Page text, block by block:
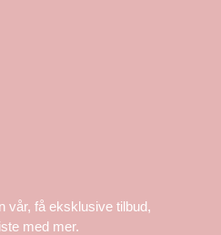
vår, få eksklusive tilbud,
med mer.